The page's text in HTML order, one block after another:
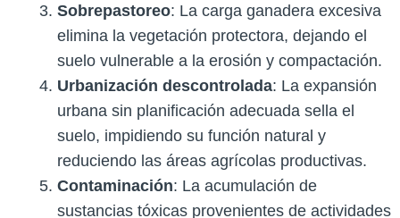
Sobrepastoreo: La carga ganadera excesiva
elimina la vegetación protectora, dejando el
suelo vulnerable a la erosión y compactación.
Urbanización descontrolada: La expansión
urbana sin planificación adecuada sella el
suelo, impidiendo su función natural y
reduciendo las áreas agrícolas productivas.
Contaminación: La acumulación de
sustancias tóxicas provenientes de actividades